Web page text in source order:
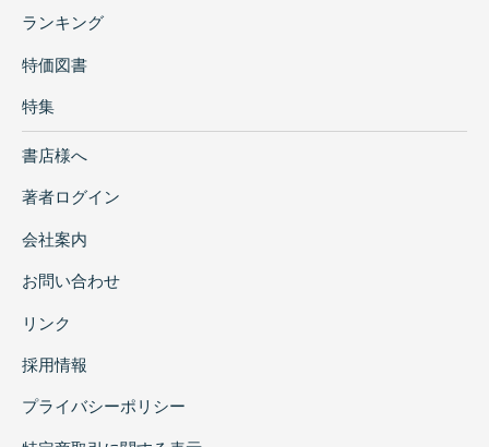
ランキング
特価図書
特集
書店様へ
著者ログイン
会社案内
お問い合わせ
リンク
採用情報
プライバシーポリシー